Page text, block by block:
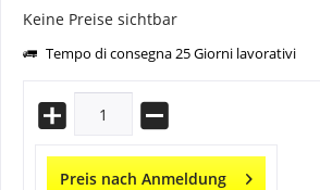
Keine Preise sichtbar
Tempo di consegna 25 Giorni lavorativi
Preis nach Anmeldung